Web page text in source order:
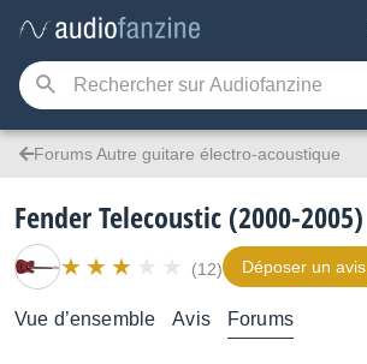
Forums Autre guitare électro-acoustique
Fender Telecoustic (2000-2005)
(12) Déposer un avis
Vue d’ensemble Avis Forums